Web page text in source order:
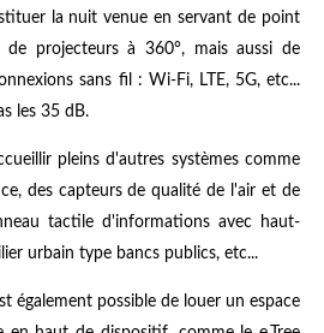
la nuit venue en servant de point
de projecteurs à 360°, mais aussi de
sans fil : Wi-Fi, LTE, 5G, etc...
les 35 dB.
pleins d'autres systèmes comme
des capteurs de qualité de l'air et de
tactile d'informations avec haut-
urbain type bancs publics, etc...
également possible de louer un espace